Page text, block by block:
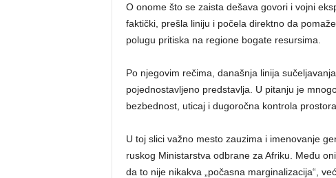
O onome što se zaista dešava govori i vojni
faktički, prešla liniju i počela direktno da
polugu pritiska na regione bogate resursima.
Po njegovim rečima, današnja linija
pojednostavljeno predstavlja. U pitanju je
bezbednost, uticaj i dugoročna kontrola prostora.
U toj slici važno mesto zauzima i imenovanje
ruskog Ministarstva odbrane za Afriku. Među
da to nije nikakva „počasna marginalizacija“,